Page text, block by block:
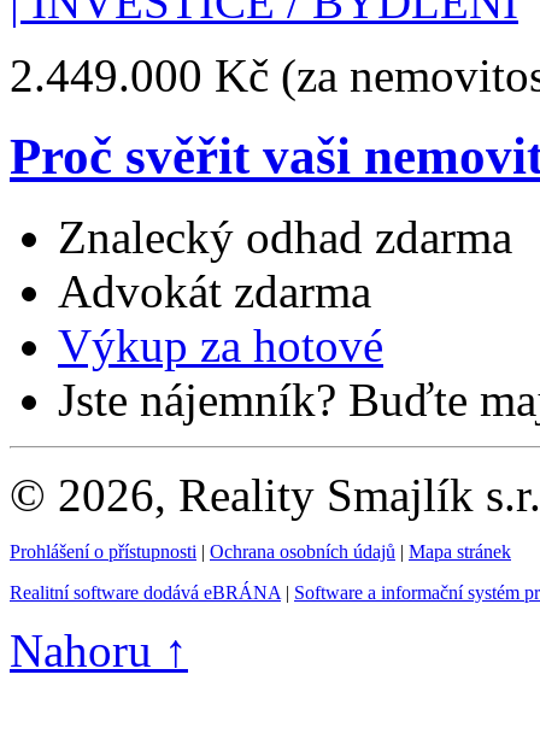
2.449.000 Kč (za
Proč svěřit vaši
Znalecký odhad zdarma
Advokát zdarma
Výkup za hotové
Jste nájemník? Buďte
© 2026, Reality Smajlík
Prohlášení o přístupnosti | Ochrana osobních údajů | Mapa stránek
Realitní software dodává eBRÁNA | Software a informační systém
Nahoru ↑